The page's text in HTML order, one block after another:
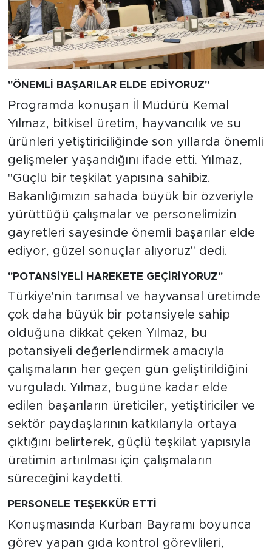
"ÖNEMLİ BAŞARILAR ELDE EDİYORUZ"
Programda konuşan İl Müdürü Kemal
Yılmaz, bitkisel üretim, hayvancılık ve su
ürünleri yetiştiriciliğinde son yıllarda önemli
gelişmeler yaşandığını ifade etti. Yılmaz,
"Güçlü bir teşkilat yapısına sahibiz.
Bakanlığımızın sahada büyük bir özveriyle
yürüttüğü çalışmalar ve personelimizin
gayretleri sayesinde önemli başarılar elde
ediyor, güzel sonuçlar alıyoruz" dedi.
"POTANSİYELİ HAREKETE GEÇİRİYORUZ"
Türkiye'nin tarımsal ve hayvansal üretimde
çok daha büyük bir potansiyele sahip
olduğuna dikkat çeken Yılmaz, bu
potansiyeli değerlendirmek amacıyla
çalışmaların her geçen gün geliştirildiğini
vurguladı. Yılmaz, bugüne kadar elde
edilen başarıların üreticiler, yetiştiriciler ve
sektör paydaşlarının katkılarıyla ortaya
çıktığını belirterek, güçlü teşkilat yapısıyla
üretimin artırılması için çalışmaların
süreceğini kaydetti.
PERSONELE TEŞEKKÜR ETTİ
Konuşmasında Kurban Bayramı boyunca
görev yapan gıda kontrol görevlileri,